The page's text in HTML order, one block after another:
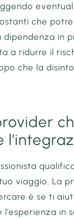
che
in
a ridurre il
che la
viaggio. La
è se ti
in